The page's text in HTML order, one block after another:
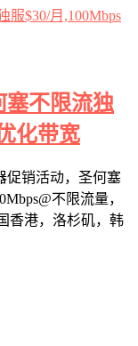
不限流独
化带宽
促销活动，圣何塞
不限流量，
香港，洛杉矶，韩